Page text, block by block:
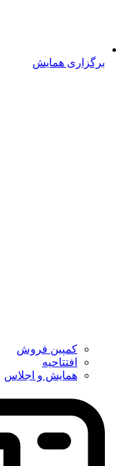
برگزاری همایش
کمپین فروش
افتتاحیه
همایش و اجلاس